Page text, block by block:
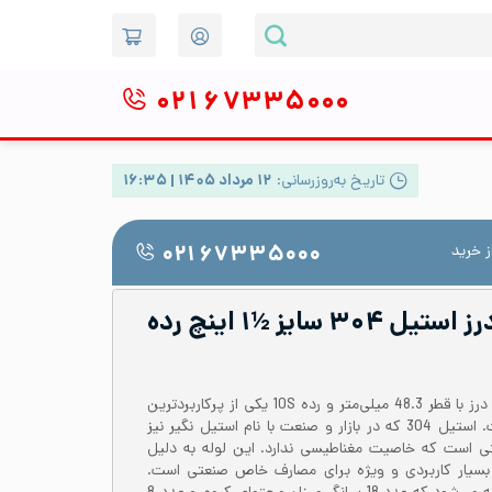
۰۲۱ ۶۷۳۳۵۰۰۰
تاریخ به‌روزرسانی: ۱۲ مرداد ۱۴۰۵ | ۱۶:۳۵
خرید ۰۲۱ ۶۷۳۳۵۰۰۰
لوله صنعتی بدون درز استیل ۳۰۴ سایز ½۱ اینچ رده
لوله استیل 304 یا 1.4301 بدون درز با قطر 48.3 میلی‌متر و رده 10S یکی از پرکاربردترین
لوله‌ها برای مصارف صنعتی است. استیل 304 که در بازار و صنعت با نام استیل نگیر نیز
است که خاصیت مغناطیسی ندارد. این لوله به دلیل
کاربردی و ویژه برای مصارف خاص صنعتی است.